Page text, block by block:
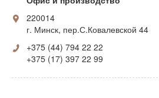
220014
г. Минск, пер.С.Ковалевской 44
+375 (44) 794 22 22
+375 (17) 397 22 99